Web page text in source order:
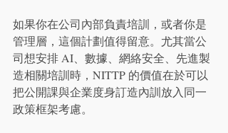
如果你在公司內部負責培訓，或者你是
管理層，這個計劃值得留意。尤其當公
司想安排 AI、數據、網絡安全、先進製
造相關培訓時，NITTP 的價值在於可以
把公開課與企業度身訂造內訓放入同一
政策框架考慮。